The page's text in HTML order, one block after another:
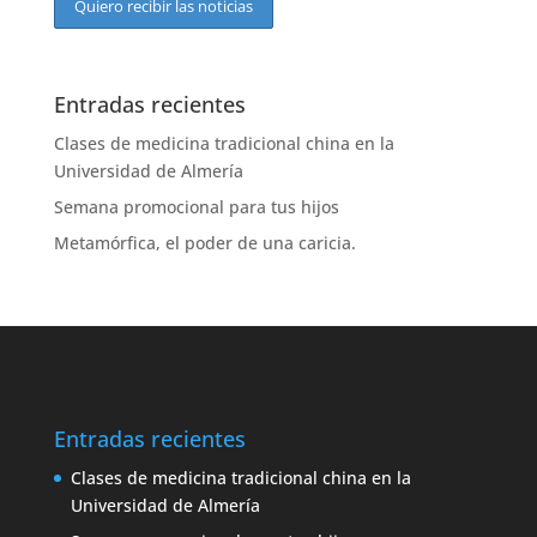
Entradas recientes
Clases de medicina tradicional china en la
Universidad de Almería
Semana promocional para tus hijos
Metamórfica, el poder de una caricia.
Entradas recientes
Clases de medicina tradicional china en la
Universidad de Almería